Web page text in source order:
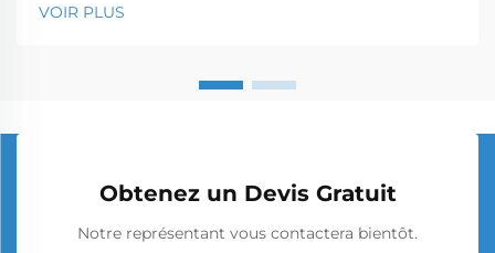
VOIR PLUS
Obtenez un Devis Gratuit
Notre représentant vous contactera bientôt.